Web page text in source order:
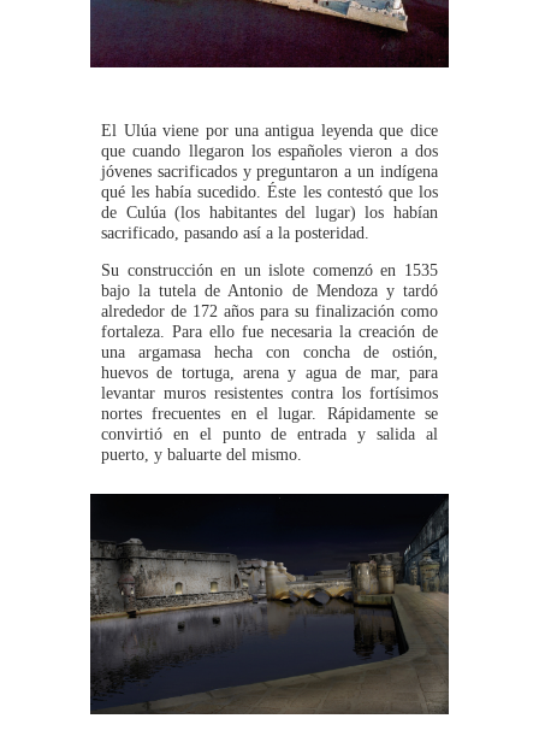
El Ulúa viene por una antigua leyenda que dice
que cuando llegaron los españoles vieron a dos
jóvenes sacrificados y preguntaron a un indígena
qué les había sucedido. Éste les contestó que los
de Culúa (los habitantes del lugar) los habían
sacrificado, pasando así a la posteridad.
Su construcción en un islote comenzó en 1535
bajo la tutela de Antonio de Mendoza y tardó
alrededor de 172 años para su finalización como
fortaleza. Para ello fue necesaria la creación de
una argamasa hecha con concha de ostión,
huevos de tortuga, arena y agua de mar, para
levantar muros resistentes contra los fortísimos
nortes frecuentes en el lugar. Rápidamente se
convirtió en el punto de entrada y salida al
puerto, y baluarte del mismo.